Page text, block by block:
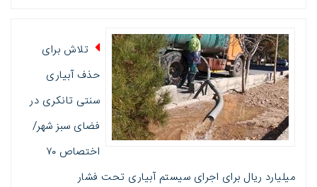
تلاش برای
حذف آبیاری
سنتی تانکری در
فضای سبز شهر/
اختصاص ٧٠
میلیارد ریال برای اجرای سیستم آبیاری تحت فشار